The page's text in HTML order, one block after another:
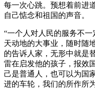
每一次心跳。预想着前进
自己惦念和祖国的声音。
“一个人对人民的服务不
天动地的大事业，随时随
的告诉人家，无形中就是
雷在启发他的孩子，报效
己是普通人，也可以为国
进的车轮，我们的所作所